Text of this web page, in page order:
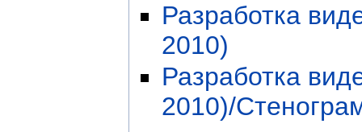
Разработка
2010)
Разработка
2010)/